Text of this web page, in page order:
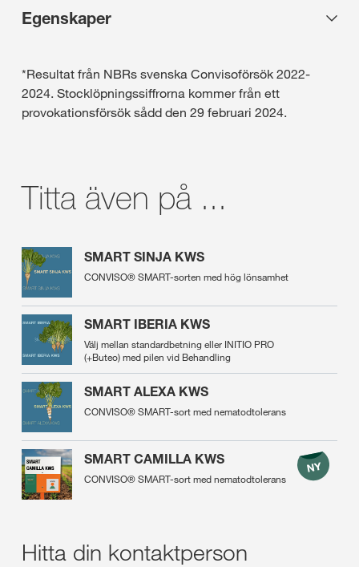
Egenskaper
*Resultat från NBRs svenska Convisoförsök 2022-
2024. Stocklöpningssiffrorna kommer från ett
provokationsförsök sådd den 29 februari 2024.
Titta även på ...
SMART SINJA KWS
CONVISO® SMART-sorten med hög lönsamhet
SMART IBERIA KWS
Välj mellan standardbetning eller INITIO PRO
(+Buteo) med pilen vid Behandling
SMART ALEXA KWS
CONVISO® SMART-sort med nematodtolerans
SMART CAMILLA KWS
CONVISO® SMART-sort med nematodtolerans
Hitta din kontaktperson